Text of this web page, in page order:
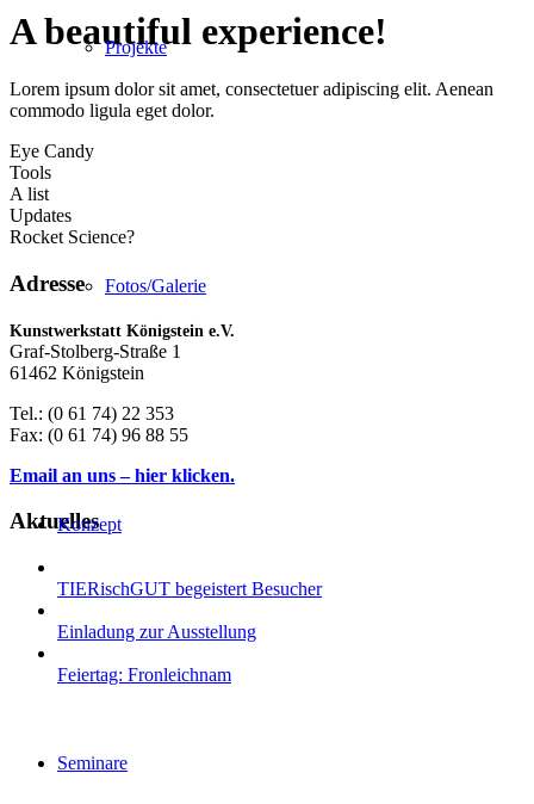
Projekte
Fotos/Galerie
Konzept
Seminare
A beautiful experience!
Lorem ipsum dolor sit amet, consectetuer adipiscing elit. Aenean
commodo ligula eget dolor.
Eye Candy
Tools
A list
Updates
Rocket Science?
Adresse
Kunstwerkstatt Königstein e.V.
Graf-Stolberg-Straße 1
61462 Königstein
Tel.: (0 61 74) 22 353
Fax: (0 61 74) 96 88 55
Email an uns – hier klicken.
Aktuelles
TIERischGUT begeistert Besucher
Einladung zur Ausstellung
Feiertag: Fronleichnam